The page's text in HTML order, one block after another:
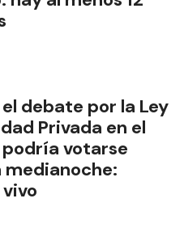
debate por la Ley
Privada en el
podría votarse
medianoche: